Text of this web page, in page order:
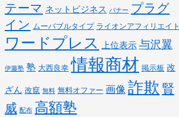
テーマ ネットビジネス バナー プラグ
イン ムーバブルタイプ ライオンアフィリエイト
ワードプレス 上位表示 与沢翼
伊藤塾 塾 大西良幸 情報商材 掲示板 改
ざん 改竄 無料 無料オファー 画像 詐欺 賢
威 配布 高額塾